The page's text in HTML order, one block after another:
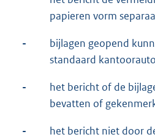
papieren vorm
-
bijlagen geopend
standaard
-
het bericht of de
bevatten of
-
het bericht niet door